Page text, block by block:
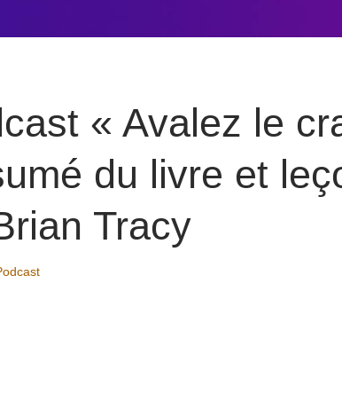
« Avalez le
du livre et
Tracy